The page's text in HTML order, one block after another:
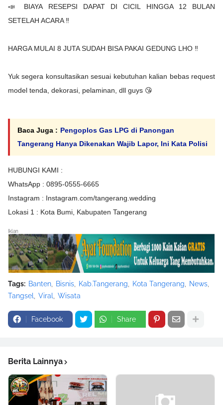
📣 BIAYA RESEPSI DAPAT DI CICIL HINGGA 12 BULAN
SETELAH ACARA ‼️
HARGA MULAI 8 JUTA SUDAH BISA PAKAI GEDUNG LHO ‼️
Yuk segera konsultasikan sesuai kebutuhan kalian bebas request
model tenda, dekorasi, pelaminan, dll guys 😘
Baca Juga : Pengoplos Gas LPG di Panongan
Tangerang Hanya Dikenakan Wajib Lapor, Ini Kata Polisi
HUBUNGI KAMI :
WhatsApp : 0895-0555-6665
Instagram : Instagram.com/tangerang.wedding
Lokasi 1 : Kota Bumi, Kabupaten Tangerang
Iklan
Tags: Banten Bisnis Kab.Tangerang Kota Tangerang
News
Tangsel
Viral Wisata
Facebook Share
Berita Lainnya